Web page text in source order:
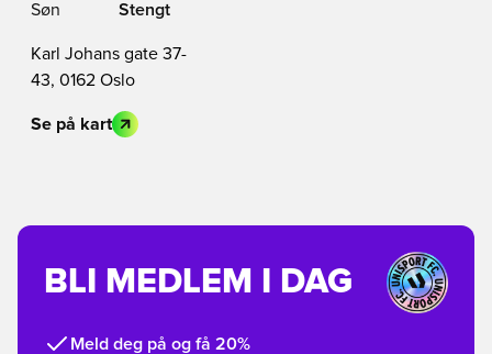
Søn
Stengt
Karl Johans gate 37-
43, 0162 Oslo
Se på kart
BLI MEDLEM I DAG
Meld deg på og få 20%